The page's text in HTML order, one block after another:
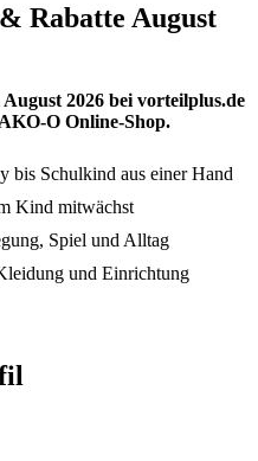
Rabatte August
2026 bei vorteilplus.de
O Online-Shop.
bis Schulkind aus einer Hand
Kind mitwächst
Spiel und Alltag
und Einrichtung